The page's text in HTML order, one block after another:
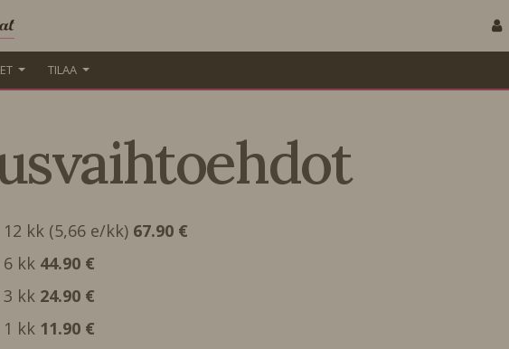
TILAA
kk (5,66 e/kk) 67.90 €
kk 44.90 €
kk 24.90 €
kk 11.90 €